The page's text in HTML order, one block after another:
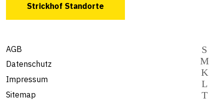
Strickhof Standorte
AGB
Datenschutz
Impressum
Sitemap